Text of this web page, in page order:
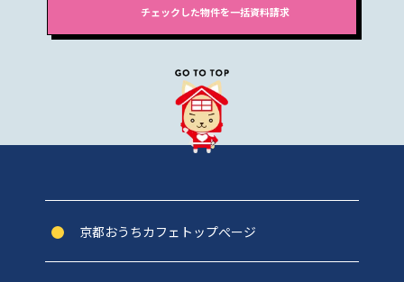
京都おうちカフェトップぺージ